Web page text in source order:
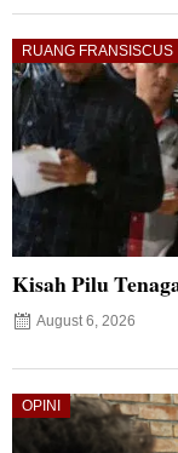
RUANG FRANSISCUS
Kisah Pilu
August 6, 2026
OPINI